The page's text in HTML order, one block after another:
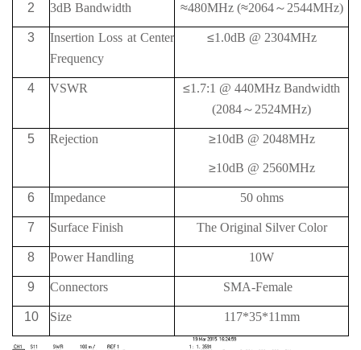
2 3dB Bandwidth ≈480MHz (≈2064～ 2544MHz)
3
Insertion Loss at Center
Frequency
≤1.0dB @ 2304MHz
4 VSWR ≤1.7:1 @ 440MHz Bandwidth
(2084～ 2524MHz)
5 Rejection ≥10dB @ 2048MHz
≥10dB @ 2560MHz
6 Impedance 50 ohms
7 Surface Finish The Original Silver Color
8 Power Handling 10W
9 Connectors SMA-Female
10 Size 117*35*11mm